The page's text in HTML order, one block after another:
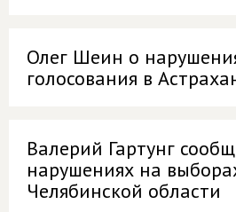
Олег Шеин о
голосования в
Валерий Гартунг
нарушениях на
Челябинской области